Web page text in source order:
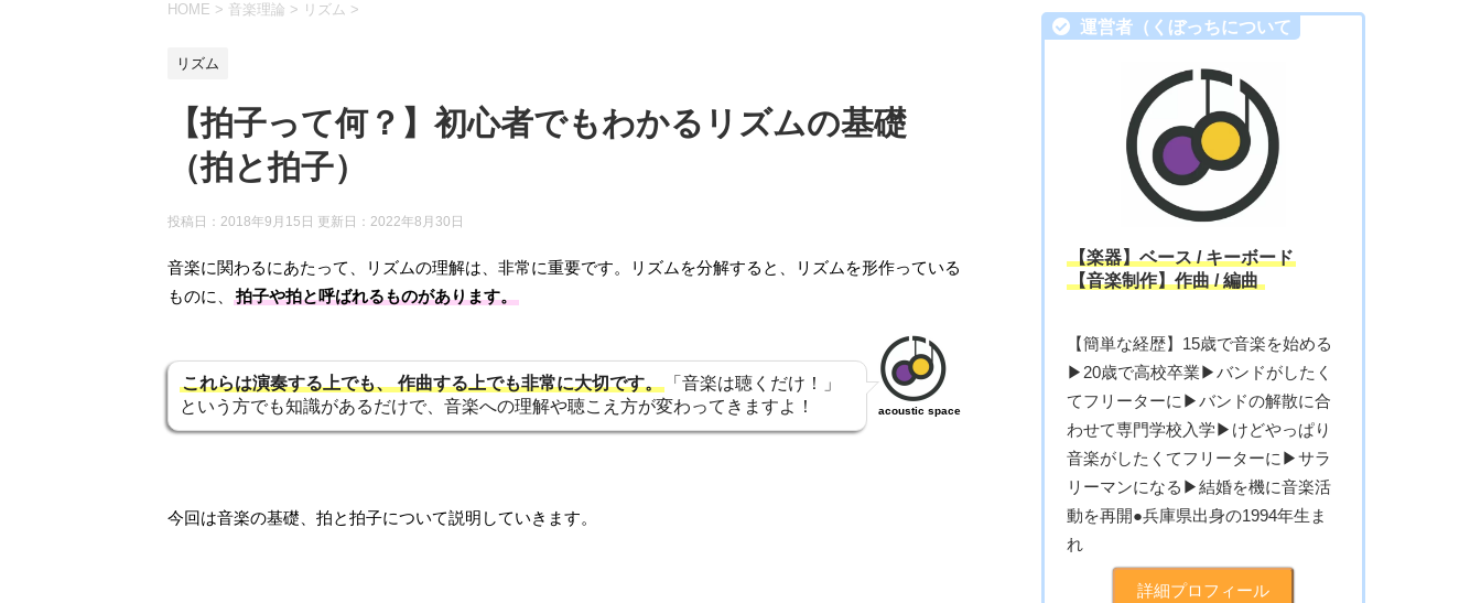
HOME > 音楽理論 > リズム >
リズム
【拍子って何？】初心者でもわかるリズムの基礎
（拍と拍子）
投稿日：2018年9月15日 更新日： 2022年8月30日
音楽に関わるにあたって、リズムの理解は、非常に重要です。リズムを分解すると、リズムを形作っている
ものに、
拍子や拍と呼ばれるものがあります。
これらは演奏する上でも、 作曲する上でも非常に大切です。
「音楽は聴くだけ！」
という方でも知識があるだけで、音楽への理解や聴こえ方が変わってきますよ！
acoustic space
今回は音楽の基礎、拍と拍子について説明していきます。
運営者（くぼっちについて
【楽器】ベース / キーボード
【音楽制作】作曲 / 編曲
【簡単な経歴】15歳で音楽を始める
▶︎20歳で高校卒業▶︎バンドがしたく
てフリーターに▶︎バンドの解散に合
わせて専門学校入学▶︎けどやっぱり
音楽がしたくてフリーターに▶︎サラ
リーマンになる▶︎結婚を機に音楽活
動を再開●兵庫県出身の1994年生ま
れ
詳細プロフィール